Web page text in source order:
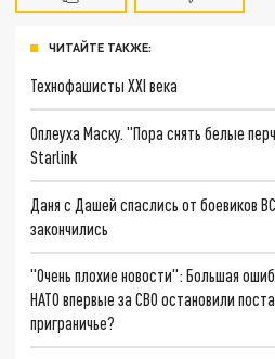
ЧИТАЙТЕ ТАКЖЕ:
Технофашисты XXI века
Оплеуха Маску. "Пора снять белые
Starlink
Даня с Дашей спаслись от боевиков
закончились
"Очень плохие новости": Большая
НАТО впервые за СВО остановили
приграничье?